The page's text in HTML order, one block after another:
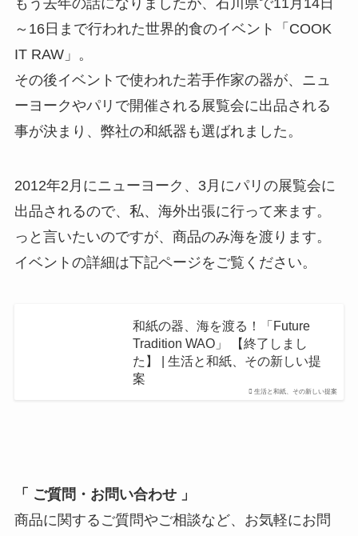
もう去年の話になりましたが、石川県で11月14日
～16日まで行われた世界的食のイベント「COOK
IT RAW」。
その後イベントで使われた若手作家の器が、ニュ
ーヨークやパリで開催される展覧会に出品される
事が決まり、弊社の和紙器も選ばれました。
2012年2月にニューヨーク、3月にパリの展覧会に
出品されるので、私、海外出張に行って来ます。
っと言いたいのですが、商品のみ海を渡ります。
イベントの詳細は下記ページをご覧ください。
生活と和紙、その新しい提案
和紙の器、海を渡る！「Future
Tradition WAO」 【終了しまし
た】 | 生活と和紙、その新しい提
案
「 ご質問・お問い合わせ 」
商品に関するご質問やご相談など、お気軽にお問